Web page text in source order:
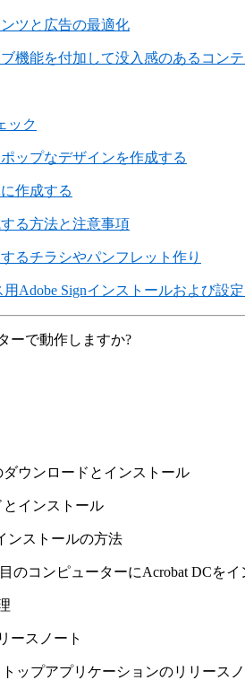
ツと広告の最適化
機能を付加して没入感のあるコン
ック
ップなデザインを作成する
作成する
る方法と注意事項
るチラシやパンフレット作り
Adobe Signインストールおよび設
ーで動作しますか?
ウンロードとインストール
とインストール
ンストールの方法
のコンピューターにAcrobat DCをイ
ースノート
トップアプリケーションのリリース